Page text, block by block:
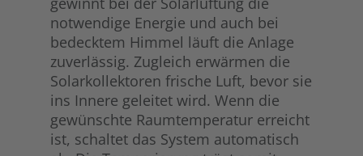
notwendige Energie und auch bei
bedecktem Himmel läuft die Anlage
zuverlässig. Zugleich erwärmen die
Solarkollektoren frische Luft, bevor sie
ins Innere geleitet wird. Wenn die
gewünschte Raumtemperatur erreicht
ist, schaltet das System automatisch